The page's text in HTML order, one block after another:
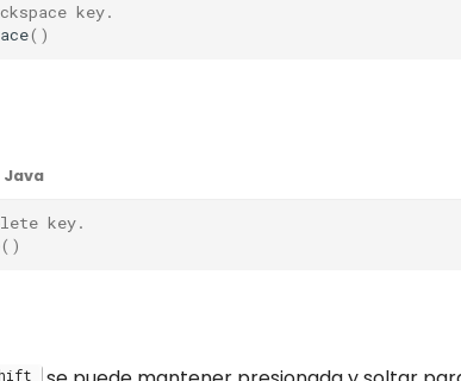
key.
()
Java
key.
()